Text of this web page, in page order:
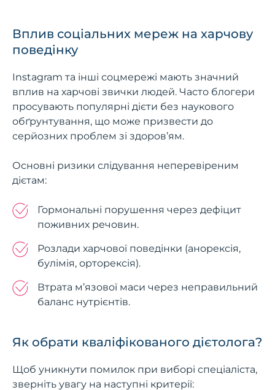
Вплив соціальних мереж на харчову
поведінку
Instagram та інші соцмережі мають значний
вплив на харчові звички людей. Часто блогери
просувають популярні дієти без наукового
обґрунтування, що може призвести до
серйозних проблем зі здоров’ям.
Основні ризики слідування неперевіреним
дієтам:
Гормональні порушення через дефіцит
поживних речовин.
Розлади харчової поведінки (анорексія,
булімія, орторексія).
Втрата м’язової маси через неправильний
баланс нутрієнтів.
Як обрати кваліфікованого дієтолога?
Щоб уникнути помилок при виборі спеціаліста,
зверніть увагу на наступні критерії: